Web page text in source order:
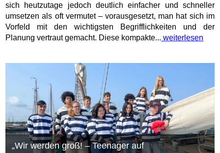
sich heutzutage jedoch deutlich einfacher und schneller
umsetzen als oft vermutet – vorausgesetzt, man hat sich im
Vorfeld mit den wichtigsten Begrifflichkeiten und der
Planung vertraut gemacht. Diese kompakte... weiterlesen
„Wir werden groß! – Teenager auf